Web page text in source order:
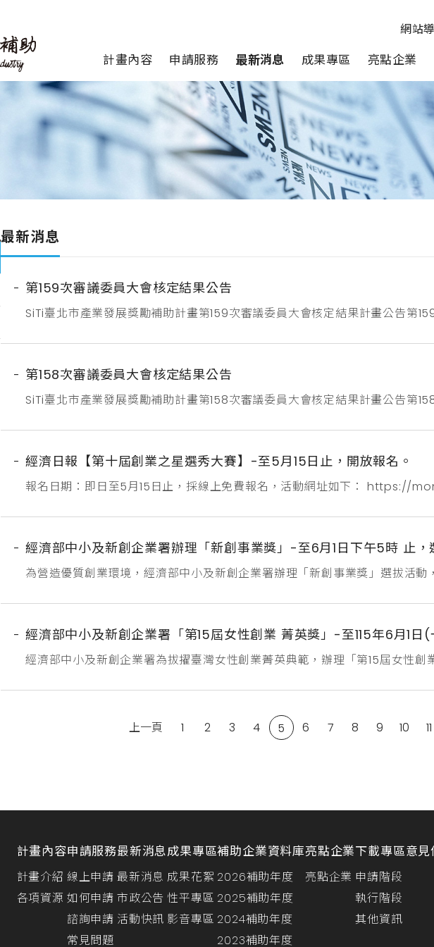
網站
計畫內容 申請服務 最新消息 成果專區 亮點企業
最新消息
第159次審議委員大會核定結果公告
SiTi臺北市產業發展獎勵補助計畫第159次審議委員大會核定結果計畫公告第
159次審議委員大會審議案件：自115年1月21日起至115年3月19日止完成分組
件將續依審議程序辦理。獲補助名單...
第158次審議委員大會核定結果公告
SiTi臺北市產業發展獎勵補助計畫第158次審議委員大會核定結果計畫公告第
補助新加坡商甯寶數位科技有限公司臺灣分公司城智科技股份有限公司帷可
限公司奇洱文創有限公司索力星球股份有限公...
經濟日報【第十屆創業之星選秀大賽】-至5月15日止，開放報名。
報名日期：即日至5月15日止，採線上免費報名，活動網址如下：
經濟部中小及新創企業署辦理「新創事業獎」-至6月1日下午5時 止，
為營造優質創業環境，經濟部中小及新創企業署辦理「新創事業獎」選拔活動
經濟部中小及新創企業署「第15屆女性創業 菁英獎」-至115年6月1日
經濟部中小及新創企業署為拔擢臺灣女性創業菁英典範，辦理「第15屆女性創
報名，報名連結：https://competition.sysme.org.tw/計畫詳情：
上一頁
1 2 3 4 5 6 7 8 9 10 11
計畫內容
計畫介紹
各項資源
申請服務
線上申請
如何申請
諮詢申請
常見問題
最新消息
最新消息
市政公告
活動快訊
成果專區
成果花絮
性平專區
影音專區
補助企業資料庫
2026補助年度
2025補助年度
2024補助年度
2023補助年度
亮點企業
亮點企業
下載專區
申請階段
執行階段
其他資訊
意見